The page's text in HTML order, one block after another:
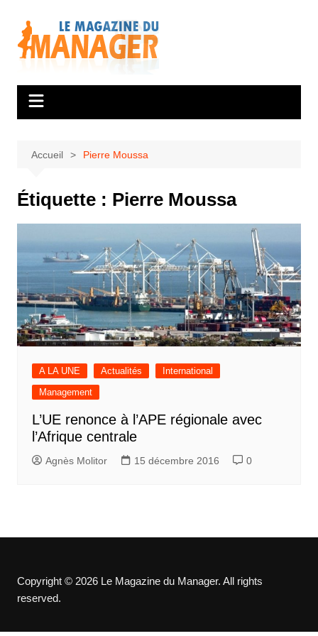
contenu
Accueil Pierre Moussa
Étiquette : Pierre Moussa
A LA UNE Actualités
International
Management
L’UE renonce à l’APE régionale avec
l’Afrique centrale
Agnès Molitor 15 décembre 2016 0
Copyright © 2026 Le Magazine du Manager. All rights
reserved.